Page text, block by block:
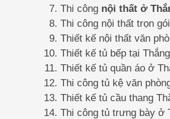
Thi công nội thất ở
Thi công nội thất trọn
Thiết kế nội thất văn
Thiết kế tủ bếp tại
Thiết kế tủ quần áo ở
Thi công tủ kệ văn
Thiết kế tủ cầu thang
Thi công tủ trưng bày ở